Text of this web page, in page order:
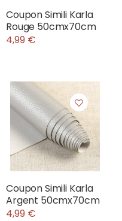
Coupon Simili Karla
Rouge 50cmx70cm
4,99 €
Coupon Simili Karla
Argent 50cmx70cm
4,99 €